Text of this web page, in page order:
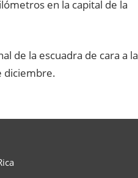
en la capital de la
de la escuadra de cara a la
diciembre.